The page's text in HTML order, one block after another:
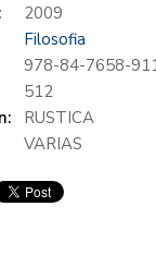
2009
Filosofia
978-84-7658-
512
RUSTICA
VARIAS